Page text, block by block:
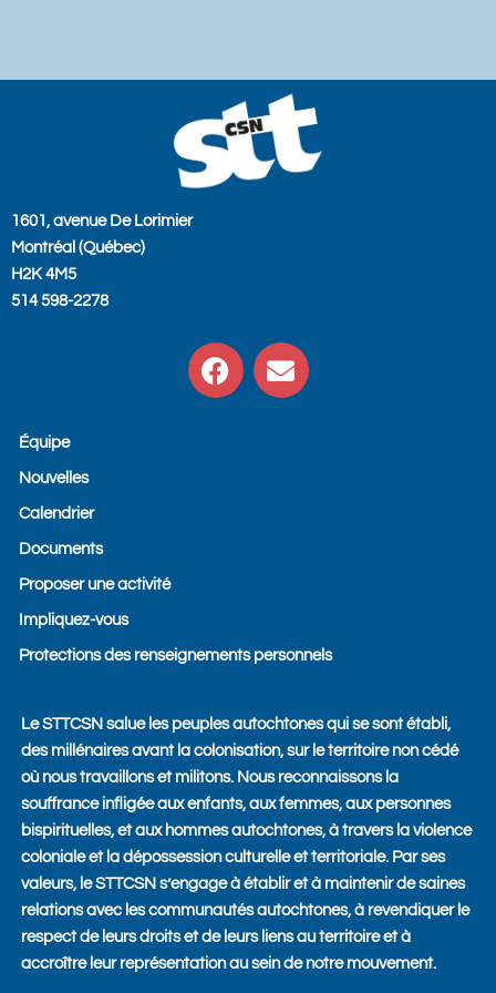
1601, avenue De Lorimier
Montréal (Québec)
H2K 4M5
514 598-2278
F
a
E
n
Équipe
Nouvelles
Calendrier
Documents
Proposer une activité
Impliquez-vous
Protections des renseignements personnels
Le STTCSN salue les peuples autochtones qui se sont établi,
des millénaires avant la colonisation, sur le territoire non cédé
où nous travaillons et militons. Nous reconnaissons la
souffrance infligée aux enfants, aux femmes, aux personnes
bispirituelles, et aux hommes autochtones, à travers la violence
coloniale et la dépossession culturelle et territoriale. Par ses
valeurs, le STTCSN s’engage à établir et à maintenir de saines
relations avec les communautés autochtones, à revendiquer le
respect de leurs droits et de leurs liens au territoire et à
accroître leur représentation au sein de notre mouvement.